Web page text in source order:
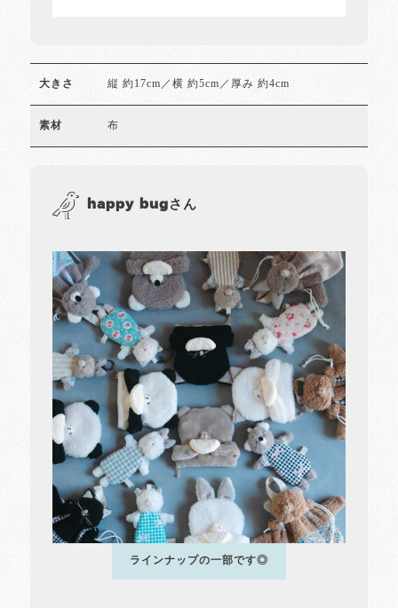
大きさ 縦 約17cm／横 約5cm／厚み 約4cm
素材 布
happy bugさん
ラインナップの一部です◎